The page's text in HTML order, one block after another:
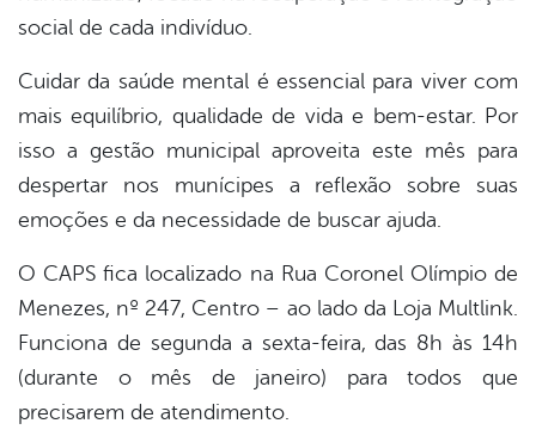
social de cada indivíduo.
Cuidar da saúde mental é essencial para viver com
mais equilíbrio, qualidade de vida e bem-estar. Por
isso a gestão municipal aproveita este mês para
despertar nos munícipes a reflexão sobre suas
emoções e da necessidade de buscar ajuda.
O CAPS fica localizado na Rua Coronel Olímpio de
Menezes, nº 247, Centro – ao lado da Loja Multlink.
Funciona de segunda a sexta-feira, das 8h às 14h
(durante o mês de janeiro) para todos que
precisarem de atendimento.